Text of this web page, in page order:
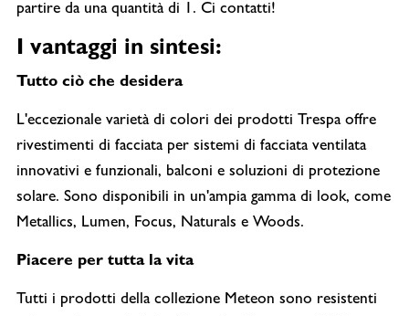
partire da una quantità di 1. Ci contatti!
I vantaggi in sintesi:
Tutto ciò che desidera
L'eccezionale varietà di colori dei prodotti Trespa offre
rivestimenti di facciata per sistemi di facciata ventilata
innovativi e funzionali, balconi e soluzioni di protezione
solare. Sono disponibili in un'ampia gamma di look, come
Metallics, Lumen, Focus, Naturals e Woods.
Piacere per tutta la vita
Tutti i prodotti della collezione Meteon sono resistenti